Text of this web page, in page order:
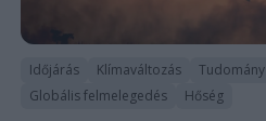
Időjárás Klímaváltozás Tudomány
Globális felmelegedés
Hőség